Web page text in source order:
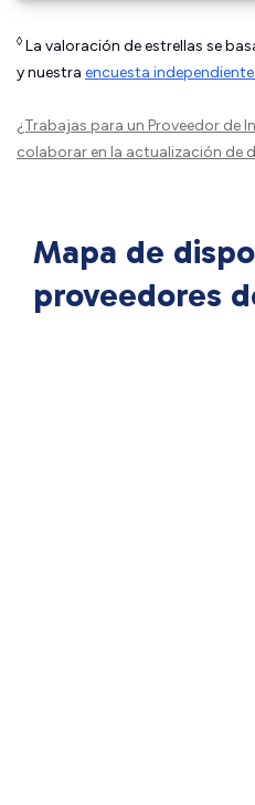
◊ La valoración de estrellas se
y nuestra encuesta
¿Trabajas para un Proveedor de
colaborar en la actualización de
Mapa de
proveedores